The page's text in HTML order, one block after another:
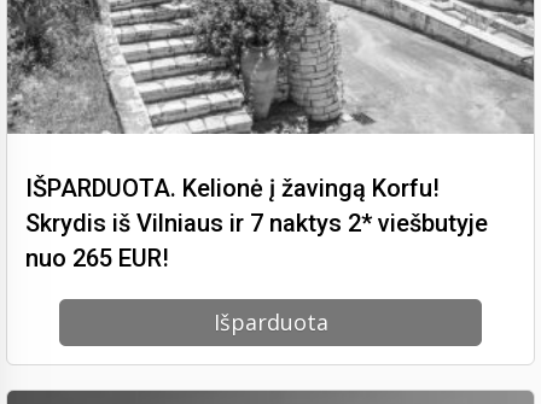
IŠPARDUOTA. Kelionė į žavingą Korfu!
Skrydis iš Vilniaus ir 7 naktys 2* viešbutyje
nuo 265 EUR!
Išparduota